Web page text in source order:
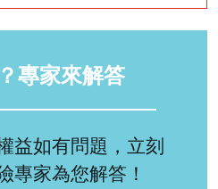
專家來解答
益如有問題，立刻
專家為您解答！